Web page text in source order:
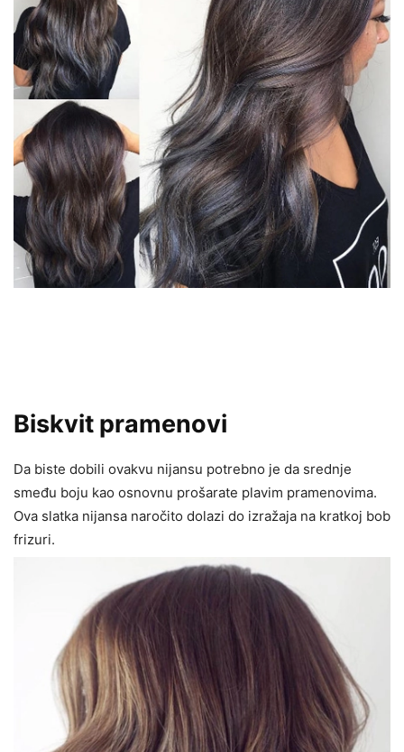
Biskvit pramenovi
Da biste dobili ovakvu nijansu potrebno je da srednje
smeđu boju kao osnovnu prošarate plavim pramenovima.
Ova slatka nijansa naročito dolazi do izražaja na kratkoj bob
frizuri.